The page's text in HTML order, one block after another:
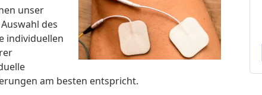
unser
des
individuellen
am besten entspricht.